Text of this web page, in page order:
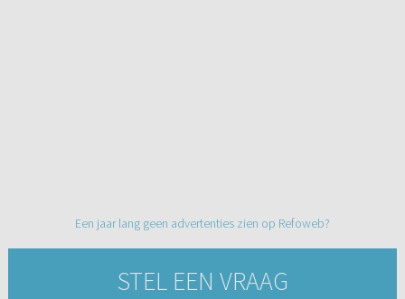
Een jaar lang geen advertenties zien op Refoweb?
STEL EEN VRAAG